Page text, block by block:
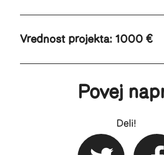
Vrednost projekta: 1000 €
Povej
Deli!